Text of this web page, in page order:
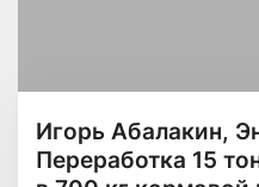
Игорь Абалакин,
Переработка 15